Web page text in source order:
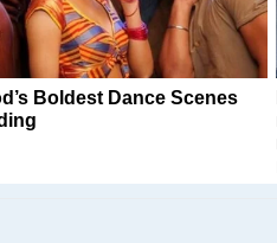
Boldest Dance Scenes